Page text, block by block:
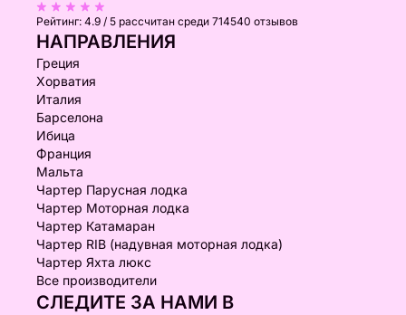
Рейтинг: 4.9 / 5 рассчитан среди 714540 отзывов
НАПРАВЛЕНИЯ
Греция
Хорватия
Италия
Барселона
Ибица
Франция
Мальта
Чартер Парусная лодка
Чартер Моторная лодка
Чартер Катамаран
Чартер RIB (надувная моторная лодка)
Чартер Яхта люкс
Все производители
СЛЕДИТЕ ЗА НАМИ В